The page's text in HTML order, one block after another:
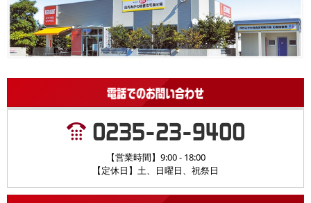
【営業時間】9:00 - 18:00
【定休日】土、日曜日、祝祭日